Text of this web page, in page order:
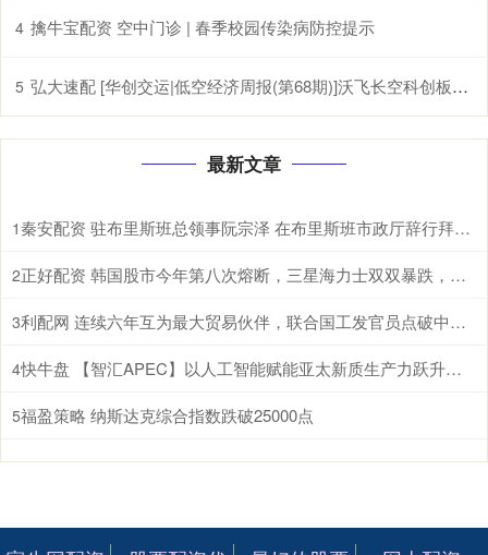
4 擒牛宝配资 空中门诊 | 春季校园传染病防控提示
5 弘大速配 [华创交运|低空经济周报(第68期)]沃飞长空科创板上市辅导已备案, 头部eVTOL企业正加速获市场认可
最新文章
1 秦安配资 驻布里斯班总领事阮宗泽 在布里斯班市政厅辞行拜会市长施林纳。施林纳市
2 正好配资 韩国股市今年第八次熔断，三星海力士双双暴跌，AI泡沫开始破了？ 根据
3 利配网 连续六年互为最大贸易伙伴，联合国工发官员点破中国东盟合作密码 据新华
4 快牛盘 【智汇APEC】以人工智能赋能亚太新质生产力跃升和包容性增长
5福盈策略 纳斯达克综合指数跌破25000点